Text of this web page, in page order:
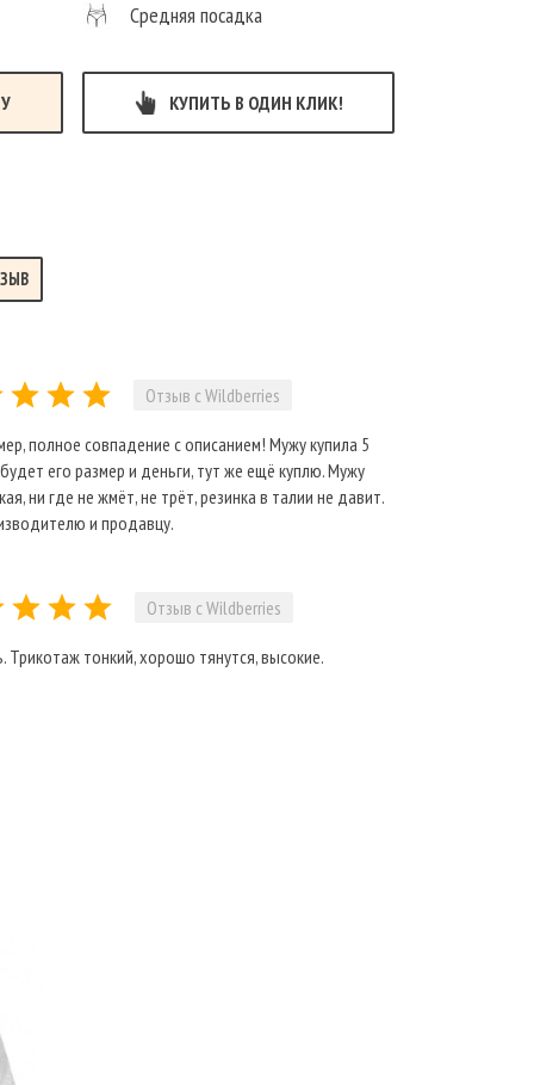
Средняя посадка
КУПИТЬ В ОДИН КЛИК!
Отзыв с Wildberries
полное совпадение с описанием! Мужу купила 5
его размер и деньги, тут же ещё куплю. Мужу
ни где не жмёт, не трёт, резинка в талии не давит.
и продавцу.
Отзыв с Wildberries
тонкий, хорошо тянутся, высокие.